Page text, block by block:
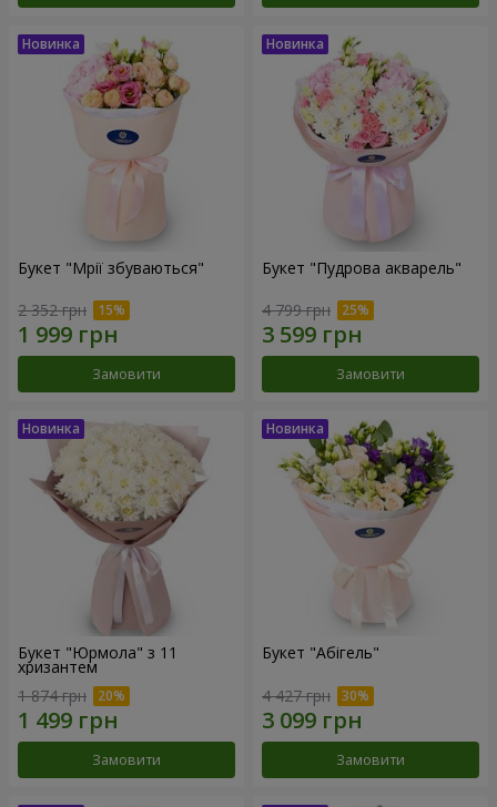
Букет "Мрії збуваються"
2 352 грн
Замовити
Букет "Пудрова акварель"
4 799 грн
Замовити
Букет "Юрмола" з 11
хризантем
1 874 грн
Замовити
Букет "Абігель"
4 427 грн
Замовити